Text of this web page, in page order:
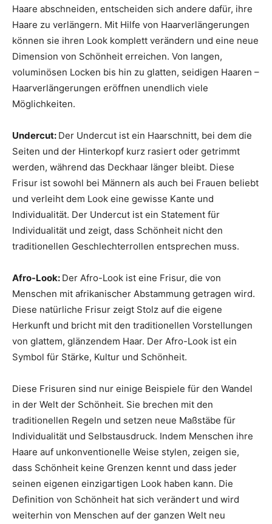
Haare abschneiden, entscheiden sich andere dafür, ihre
Haare zu verlängern. Mit Hilfe von Haarverlängerungen
können sie ihren Look komplett verändern und eine neue
Dimension von Schönheit erreichen. Von langen,
voluminösen Locken bis hin zu glatten, seidigen Haaren –
Haarverlängerungen eröffnen unendlich viele
Möglichkeiten.
Undercut: Der Undercut ist ein Haarschnitt, bei dem die
Seiten und der Hinterkopf kurz rasiert oder getrimmt
werden, während das Deckhaar länger bleibt. Diese
Frisur ist sowohl bei Männern als auch bei Frauen beliebt
und verleiht dem Look eine gewisse Kante und
Individualität. Der Undercut ist ein Statement für
Individualität und zeigt, dass Schönheit nicht den
traditionellen Geschlechterrollen entsprechen muss.
Afro-Look: Der Afro-Look ist eine Frisur, die von
Menschen mit afrikanischer Abstammung getragen wird.
Diese natürliche Frisur zeigt Stolz auf die eigene
Herkunft und bricht mit den traditionellen Vorstellungen
von glattem, glänzendem Haar. Der Afro-Look ist ein
Symbol für Stärke, Kultur und Schönheit.
Diese Frisuren sind nur einige Beispiele für den Wandel
in der Welt der Schönheit. Sie brechen mit den
traditionellen Regeln und setzen neue Maßstäbe für
Individualität und Selbstausdruck. Indem Menschen ihre
Haare auf unkonventionelle Weise stylen, zeigen sie,
dass Schönheit keine Grenzen kennt und dass jeder
seinen eigenen einzigartigen Look haben kann. Die
Definition von Schönheit hat sich verändert und wird
weiterhin von Menschen auf der ganzen Welt neu